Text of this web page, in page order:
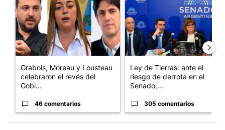
Grabois, Moreau y Lousteau
celebraron el revés del
Gobi...
46 comentarios
Ley de Tierras: ante el
riesgo de derrota en el
Senado,...
305 comentarios